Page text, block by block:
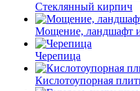
Cтеклянный кирпич
Мощение, ландшафт и
Черепица
Кислотоупорная